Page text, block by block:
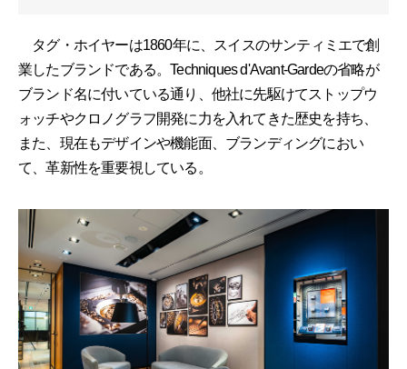
タグ・ホイヤーは1860年に、スイスのサンティミエで創
業したブランドである。Techniques d'Avant-Gardeの省略が
ブランド名に付いている通り、他社に先駆けてストップウ
ォッチやクロノグラフ開発に力を入れてきた歴史を持ち、
また、現在もデザインや機能面、ブランディングにおい
て、革新性を重要視している。